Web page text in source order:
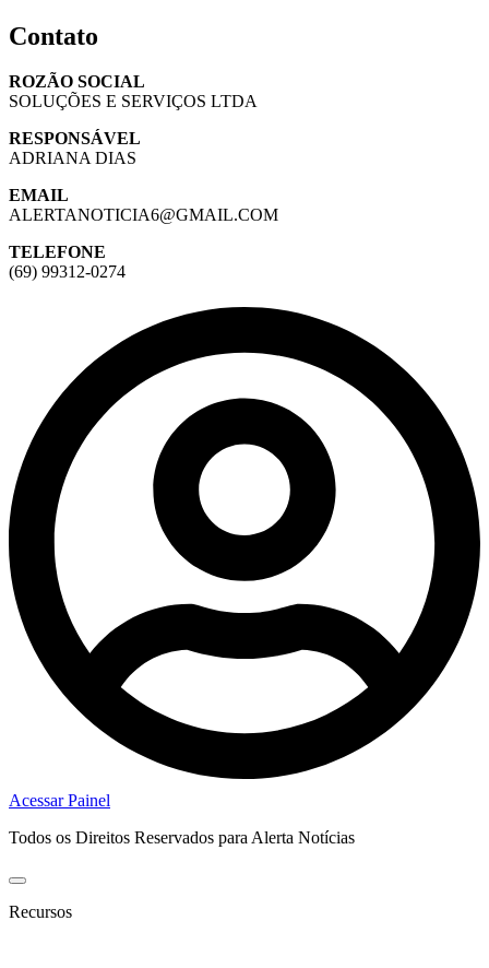
Contato
ROZÃO SOCIAL
SOLUÇÕES E SERVIÇOS LTDA
RESPONSÁVEL
ADRIANA DIAS
EMAIL
ALERTANOTICIA6@GMAIL.COM
TELEFONE
(69) 99312-0274
Acessar Painel
Todos os Direitos Reservados para Alerta Notícias
Recursos